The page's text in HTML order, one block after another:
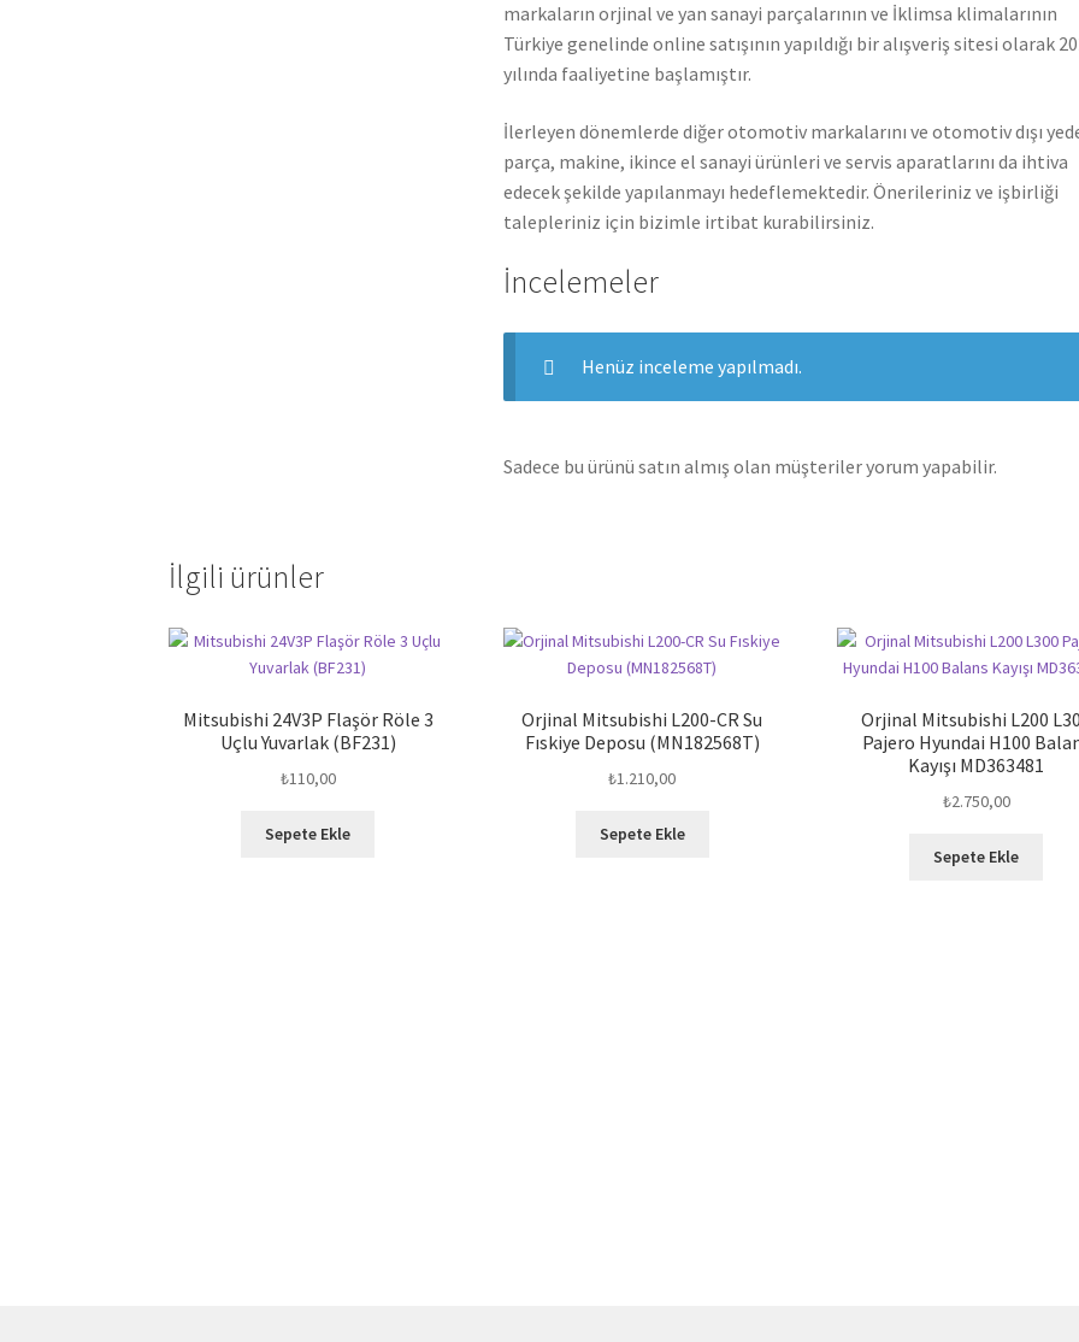
markaların orjinal ve yan sanayi parçalarının ve İklimsa klimalarının
Türkiye genelinde online satışının yapıldığı bir alışveriş sitesi olarak
yılında faaliyetine başlamıştır.
İlerleyen dönemlerde diğer otomotiv markalarını ve otomotiv dışı
parça, makine, ikince el sanayi ürünleri ve servis aparatlarını da ihtiva
edecek şekilde yapılanmayı hedeflemektedir. Önerileriniz ve işbirliği
talepleriniz için bizimle irtibat kurabilirsiniz.
İncelemeler
Henüz inceleme yapılmadı.
Sadece bu ürünü satın almış olan müşteriler yorum yapabilir.
İlgili ürünler
Mitsubishi 24V3P Flaşör Röle 3
Uçlu Yuvarlak (BF231)
₺110,00
Sepete Ekle
Orjinal Mitsubishi L200-CR Su
Fıskiye Deposu (MN182568T)
₺1.210,00
Sepete Ekle
Orjinal Mitsubishi L200
Pajero Hyundai H100
Kayışı MD363481
₺2.750,00
Sepete Ekle